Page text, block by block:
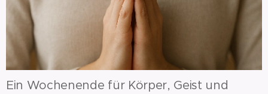
Ein Wochenende für Körper, Geist und